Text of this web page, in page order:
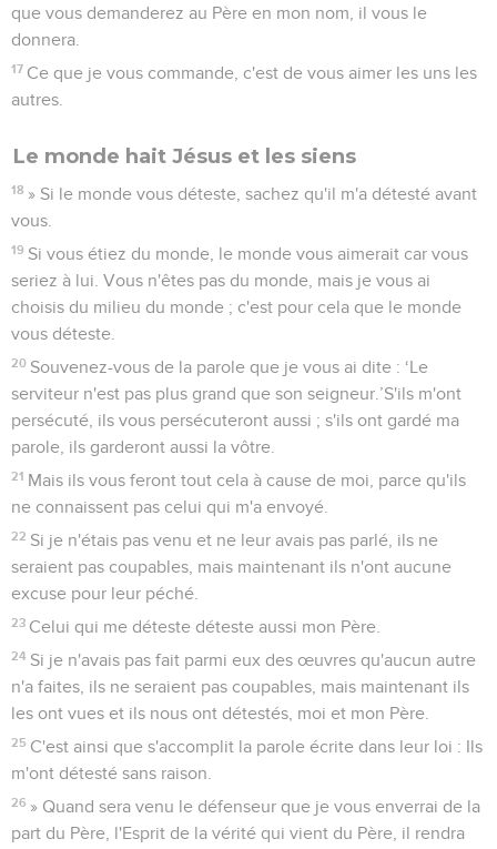
que vous demanderez au Père en mon nom, il vous le
donnera.
17 Ce que je vous commande, c'est de vous aimer les uns les
autres.
Le monde hait Jésus et les siens
18 » Si le monde vous déteste, sachez qu'il m'a détesté avant
vous.
19 Si vous étiez du monde, le monde vous aimerait car vous
seriez à lui. Vous n'êtes pas du monde, mais je vous ai
choisis du milieu du monde ; c'est pour cela que le monde
vous déteste.
20 Souvenez-vous de la parole que je vous ai dite : ‘Le
serviteur n'est pas plus grand que son seigneur.’S'ils m'ont
persécuté, ils vous persécuteront aussi ; s'ils ont gardé ma
parole, ils garderont aussi la vôtre.
21 Mais ils vous feront tout cela à cause de moi, parce qu'ils
ne connaissent pas celui qui m'a envoyé.
22 Si je n'étais pas venu et ne leur avais pas parlé, ils ne
seraient pas coupables, mais maintenant ils n'ont aucune
excuse pour leur péché.
23 Celui qui me déteste déteste aussi mon Père.
24 Si je n'avais pas fait parmi eux des œuvres qu'aucun autre
n'a faites, ils ne seraient pas coupables, mais maintenant ils
les ont vues et ils nous ont détestés, moi et mon Père.
25 C'est ainsi que s'accomplit la parole écrite dans leur loi : Ils
m'ont détesté sans raison.
26 » Quand sera venu le défenseur que je vous enverrai de la
part du Père, l'Esprit de la vérité qui vient du Père, il rendra